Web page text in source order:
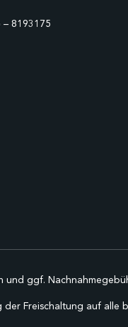
8193175
und ggf.
Freischaltung auf